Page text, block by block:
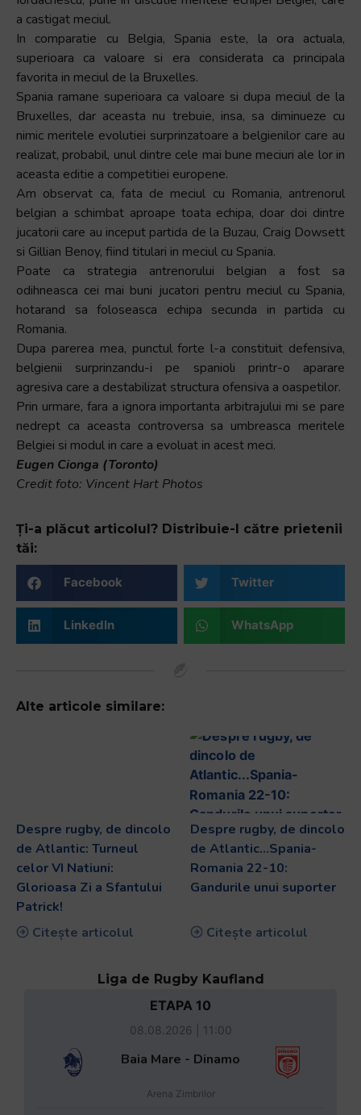
a castigat meciul.
In comparatie cu Belgia, Spania este, la ora actuala,
superioara ca valoare si era considerata ca principala
favorita in meciul de la Bruxelles.
Spania ramane superioara ca valoare si dupa meciul de la
Bruxelles, dar aceasta nu trebuie, insa, sa diminueze cu
nimic meritele evolutiei surprinzatoare a belgienilor care au
realizat, probabil, unul dintre cele mai bune meciuri ale lor in
aceasta editie a competitiei europene.
Am observat ca, fata de meciul cu Romania, antrenorul
belgian a schimbat aproape toata echipa, doar doi dintre
jucatorii care au inceput partida de la Buzau, Craig Dowsett
si Gillian Benoy, fiind titulari in meciul cu Spania.
Poate ca strategia antrenorului belgian a fost sa
odihneasca cei mai buni jucatori pentru meciul cu Spania,
hotarand sa foloseasca echipa secunda in partida cu
Romania.
Dupa parerea mea, punctul forte l-a constituit defensiva,
belgienii surprinzandu-i pe spanioli printr-o aparare
agresiva care a destabilizat structura ofensiva a oaspetilor.
Prin urmare, fara a ignora importanta arbitrajului mi se pare
nedrept ca aceasta controversa sa umbreasca meritele
Belgiei si modul in care a evoluat in acest meci.
Eugen Cionga (Toronto)
Credit foto: Vincent Hart Photos
Ți-a plăcut articolul? Distribuie-l către prietenii
tăi:
Facebook Twitter
LinkedIn WhatsApp
Alte articole similare:
Despre rugby, de dincolo
de Atlantic: Turneul
celor VI Natiuni:
Glorioasa Zi a Sfantului
Patrick!
Citește articolul
Despre rugby, de dincolo
de Atlantic…Spania-
Romania 22-10:
Gandurile unui suporter
Citește articolul
Liga de Rugby Kaufland
ETAPA 10
08.08.2026 | 11:00
Baia Mare - Dinamo
Arena Zimbrilor